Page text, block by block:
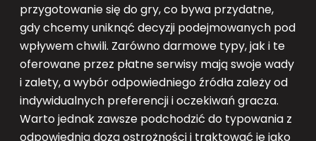
przygotowanie się do gry, co bywa przydatne,
gdy chcemy uniknąć decyzji podejmowanych pod
wpływem chwili. Zarówno darmowe typy, jak i te
oferowane przez płatne serwisy mają swoje wady
i zalety, a wybór odpowiedniego źródła zależy od
indywidualnych preferencji i oczekiwań gracza.
Warto jednak zawsze podchodzić do typowania z
odpowiednią dozą ostrożności i traktować je jako